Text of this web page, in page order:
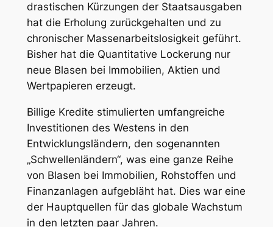
drastischen Kürzungen der Staatsausgaben
hat die Erholung zurückgehalten und zu
chronischer Massenarbeitslosigkeit geführt.
Bisher hat die Quantitative Lockerung nur
neue Blasen bei Immobilien, Aktien und
Wertpapieren erzeugt.
Billige Kredite stimulierten umfangreiche
Investitionen des Westens in den
Entwicklungsländern, den sogenannten
„Schwellenländern“, was eine ganze Reihe
von Blasen bei Immobilien, Rohstoffen und
Finanzanlagen aufgebläht hat. Dies war eine
der Hauptquellen für das globale Wachstum
in den letzten paar Jahren.